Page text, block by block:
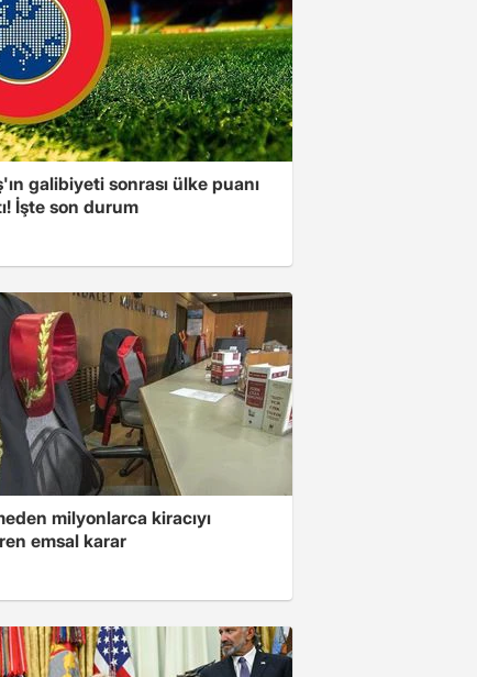
galibiyeti sonrası ülke puanı
İşte son durum
milyonlarca kiracıyı
emsal karar